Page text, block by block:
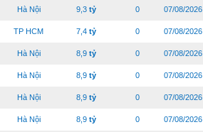
Hà Nội 9,3 tỷ 0 07/08/2026
TP HCM 7,4 tỷ 0 07/08/2026
Hà Nội 8,9 tỷ 0 07/08/2026
Hà Nội 8,9 tỷ 0 07/08/2026
Hà Nội 8,9 tỷ 0 07/08/2026
Hà Nội 8,9 tỷ 0 07/08/2026